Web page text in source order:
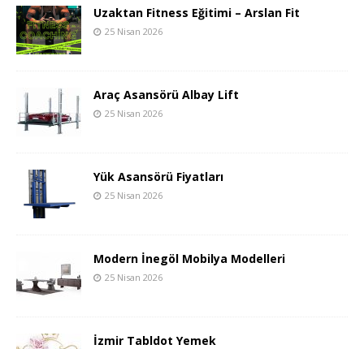
Uzaktan Fitness Eğitimi – Arslan Fit
25 Nisan 2026
Araç Asansörü Albay Lift
25 Nisan 2026
Yük Asansörü Fiyatları
25 Nisan 2026
Modern İnegöl Mobilya Modelleri
25 Nisan 2026
İzmir Tabldot Yemek